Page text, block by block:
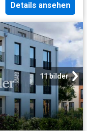
Details ansehen
11 bilder